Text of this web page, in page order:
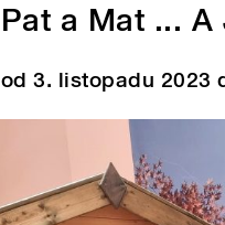
Pat a Mat ... A
od 3. listopadu 2023